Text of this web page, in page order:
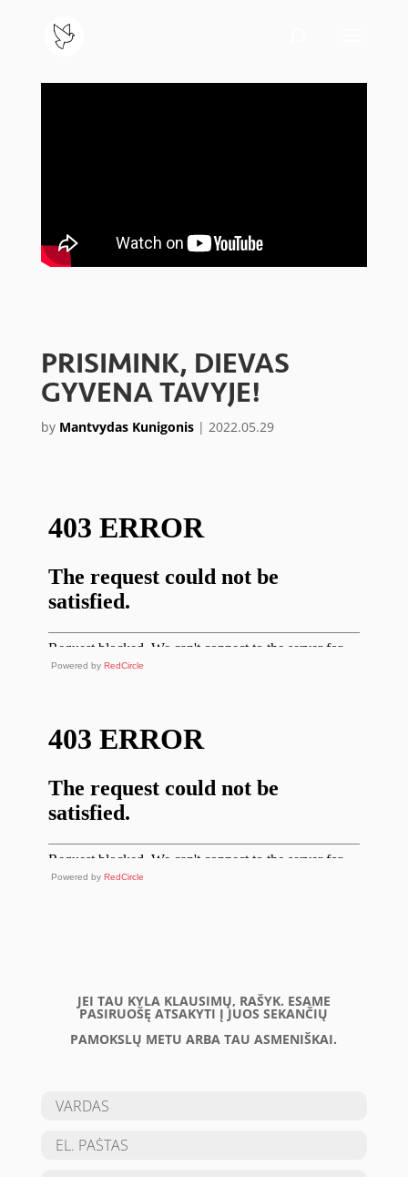
PRISIMINK, DIEVAS
GYVENA TAVYJE!
by Mantvydas Kunigonis| 2022.05.29
Powered by RedCircle
Powered by RedCircle
JEI TAU KYLA KLAUSIMŲ, RAŠYK. ESAME
PASIRUOŠĘ ATSAKYTI Į JUOS SEKANČIŲ
PAMOKSLŲ METU ARBA TAU ASMENIŠKAI.